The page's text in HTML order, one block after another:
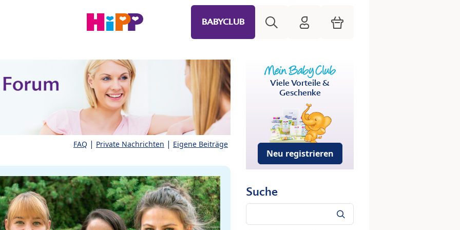
BABYCLUB HiPP Mein Babyclub
Warenkorb
FAQ | Private Nachrichten | Eigene Beiträge
Viele Vorteile &
Geschenke
Neu registrieren
Suche